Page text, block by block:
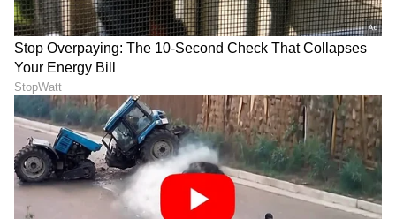
ABOUT THE AUTHOR
SG Shruiti G Krishna
ಅನುಷ್ಕಾ ಶರ್ಮಾ ಬಾಲಿವುಡ್ ಹುಟ್ಟುಹಬ್ಬ